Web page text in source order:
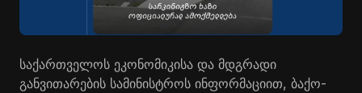
საქართველოს ეკონომიკისა და მდგრადი
განვითარების სამინისტროს ინფორმაციით, ბაქო-